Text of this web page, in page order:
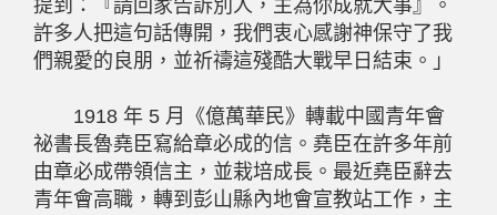
提到：『請回家告訴別人，主為你成就大事』。
許多人把這句話傳開，我們衷心感謝神保守了我
們親愛的良朋，並祈禱這殘酷大戰早日結束。」
1918 年 5 月《億萬華民》轉載中國青年會
祕書長魯堯臣寫給章必成的信。堯臣在許多年前
由章必成帶領信主，並栽培成長。最近堯臣辭去
青年會高職，轉到彭山縣內地會宣教站工作，主